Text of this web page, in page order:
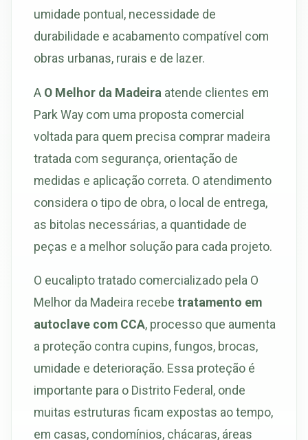
umidade pontual, necessidade de
durabilidade e acabamento compatível com
obras urbanas, rurais e de lazer.
A O Melhor da Madeira atende clientes em
Park Way com uma proposta comercial
voltada para quem precisa comprar madeira
tratada com segurança, orientação de
medidas e aplicação correta. O atendimento
considera o tipo de obra, o local de entrega,
as bitolas necessárias, a quantidade de
peças e a melhor solução para cada projeto.
O eucalipto tratado comercializado pela O
Melhor da Madeira recebe tratamento em
autoclave com CCA, processo que aumenta
a proteção contra cupins, fungos, brocas,
umidade e deterioração. Essa proteção é
importante para o Distrito Federal, onde
muitas estruturas ficam expostas ao tempo,
em casas, condomínios, chácaras, áreas